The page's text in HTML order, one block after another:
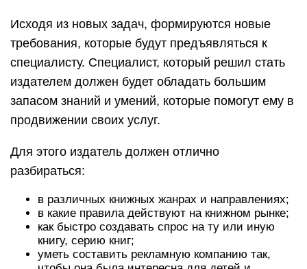
Исходя из новых задач, формируются новые
требования, которые будут предъявляться к
специалисту. Специалист, который решил стать
издателем должен будет обладать большим
запасом знаний и умений, которые помогут ему в
продвижении своих услуг.
Для этого издатель должен отлично
разбираться:
в различных книжных жанрах и направлениях;
в какие правила действуют на книжном рынке;
как быстро создавать спрос на ту или иную
книгу, серию книг;
уметь составить рекламную компанию так,